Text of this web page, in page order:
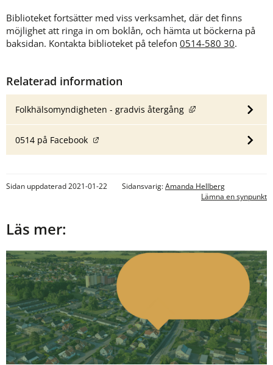
Biblioteket fortsätter med viss verksamhet, där det finns
möjlighet att ringa in om boklån, och hämta ut böckerna på
baksidan. Kontakta biblioteket på telefon 0514-580 30.
Relaterad information
Folkhälsomyndigheten - gradvis återgång Länk till annan
0514 på Facebook
Sidan uppdaterad 2021-01-22 Sidansvarig:Amanda Hellberg
Lämna en synpunkt
Läs mer: